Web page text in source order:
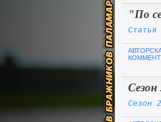
"По
Статья
Сезон
Сезон